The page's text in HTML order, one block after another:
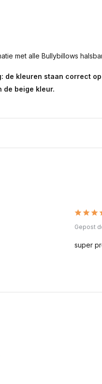
met alle Bullybillows
de kleuren staan correct
de beige kleur.
Gepost
super